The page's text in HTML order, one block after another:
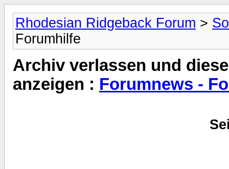
Rhodesian Ridgeback Forum >
Forumhilfe
Archiv verlassen und
anzeigen : Forumnews -